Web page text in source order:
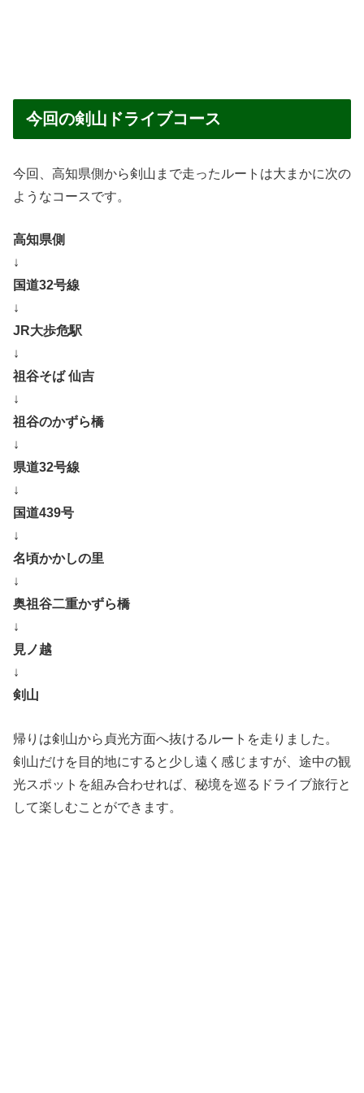
今回の剣山ドライブコース
今回、高知県側から剣山まで走ったルートは大まかに次の
ようなコースです。
高知県側
↓
国道32号線
↓
JR大歩危駅
↓
祖谷そば 仙吉
↓
祖谷のかずら橋
↓
県道32号線
↓
国道439号
↓
名頃かかしの里
↓
奥祖谷二重かずら橋
↓
見ノ越
↓
剣山
帰りは剣山から貞光方面へ抜けるルートを走りました。
剣山だけを目的地にすると少し遠く感じますが、途中の観
光スポットを組み合わせれば、秘境を巡るドライブ旅行と
して楽しむことができます。